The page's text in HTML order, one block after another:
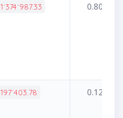
1˙374˙987.33 0.80%
197˙403.78 0.12%